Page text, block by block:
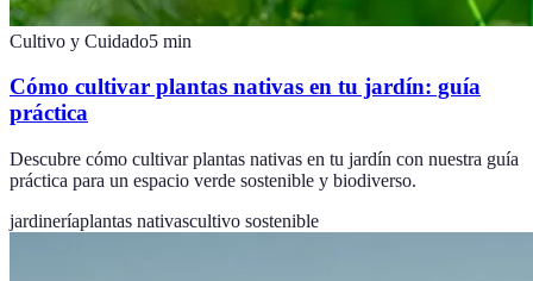
Cultivo y Cuidado5 min
Cómo cultivar plantas nativas en tu jardín: guía
práctica
Descubre cómo cultivar plantas nativas en tu jardín con nuestra guía
práctica para un espacio verde sostenible y biodiverso.
jardineríaplantas nativascultivo sostenible